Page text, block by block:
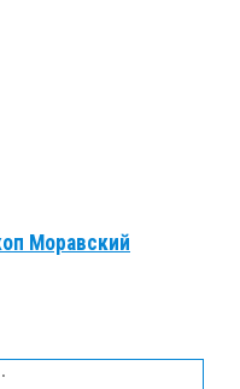
Моравский